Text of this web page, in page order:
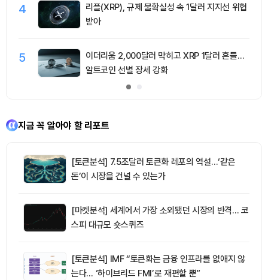
4
리플(XRP), 규제 불확실성 속 1달러 지지선 위협
받아
5
이더리움 2,000달러 막히고 XRP 1달러 흔들…
알트코인 선별 장세 강화
지금 꼭 알아야 할 리포트
[토큰분석] 7.5조달러 토큰화 레포의 역설…‘같은
돈’이 시장을 건널 수 있는가
[마켓분석] 세계에서 가장 소외됐던 시장의 반격… 코
스피 대규모 숏스퀴즈
[토큰분석] IMF “토큰화는 금융 인프라를 없애지 않
는다… ‘하이브리드 FMI’로 재편할 뿐”